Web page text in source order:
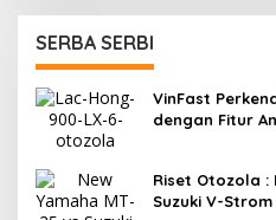
SERBA SERBI
VinFast
dengan Fitur
Riset Otozola :
Suzuki V-